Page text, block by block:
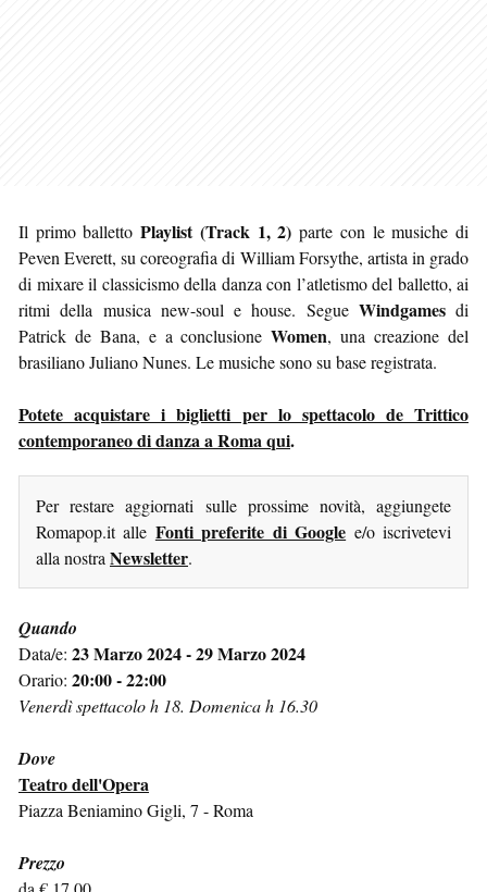
Il primo ballettoPlaylist (Track 1, 2) parte con le musiche di
Peven Everett, su coreografia di William Forsythe, artista in grado
di mixare il classicismo della danza con l’atletismo del balletto, ai
ritmi della musica new-soul e house. Segue Windgamesdi
Patrick de Bana, e a conclusioneWomen, una creazione del
brasiliano Juliano Nunes. Le musiche sono su base registrata.
Potete acquistare i biglietti per lo spettacolo de Trittico
contemporaneo di danza a Roma qui.
Per restare aggiornati sulle prossime novità, aggiungete
Romapop.it alle Fonti preferite di Google e/o iscrivetevi
alla nostra Newsletter.
Quando
Data/e: 23 Marzo 2024 - 29 Marzo 2024
Orario: 20:00 - 22:00
Venerdì spettacolo h 18. Domenica h 16.30
Dove
Teatro dell'Opera
Piazza Beniamino Gigli, 7 - Roma
Prezzo